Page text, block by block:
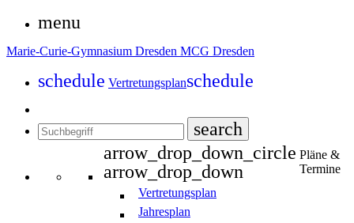
menu
Marie-Curie-Gymnasium Dresden MCG Dresden
schedule Vertretungsplanschedule
search
arrow_drop_down_circle
arrow_drop_down
Pläne &
Termine
Vertretungsplan
Jahresplan